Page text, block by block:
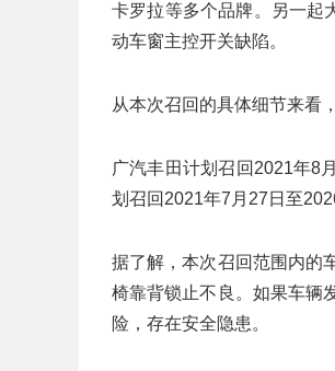
卡罗拉等多个品牌。另一起
动车窗主控开关缺陷。
从本次召回的具体细节来看
广汽丰田计划召回2021年8
划召回2021年7月27日至
据了解，本次召回范围内的
椅靠背锁止不良。如果车辆
险，存在安全隐患。